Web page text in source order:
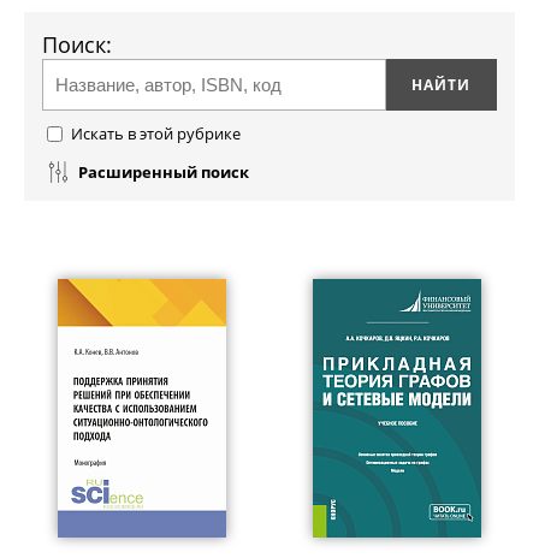
Поиск:
Искать в этой рубрике
Расширенный поиск